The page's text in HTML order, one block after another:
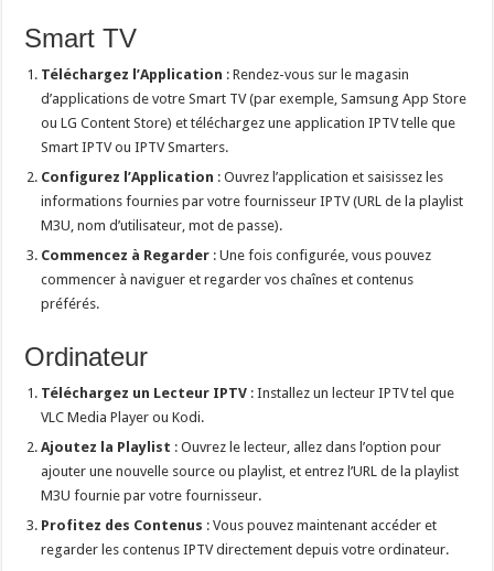
Smart TV
Téléchargez l’Application : Rendez-vous sur le magasin
d’applications de votre Smart TV (par exemple, Samsung App Store
ou LG Content Store) et téléchargez une application IPTV telle que
Smart IPTV ou IPTV Smarters.
Configurez l’Application : Ouvrez l’application et saisissez les
informations fournies par votre fournisseur IPTV (URL de la playlist
M3U, nom d’utilisateur, mot de passe).
Commencez à Regarder : Une fois configurée, vous pouvez
commencer à naviguer et regarder vos chaînes et contenus
préférés.
Ordinateur
Téléchargez un Lecteur IPTV : Installez un lecteur IPTV tel que
VLC Media Player ou Kodi.
Ajoutez la Playlist : Ouvrez le lecteur, allez dans l’option pour
ajouter une nouvelle source ou playlist, et entrez l’URL de la playlist
M3U fournie par votre fournisseur.
Profitez des Contenus : Vous pouvez maintenant accéder et
regarder les contenus IPTV directement depuis votre ordinateur.